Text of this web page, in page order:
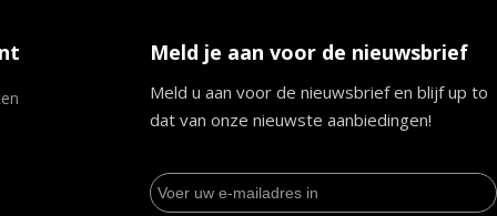
Meld je aan voor de nieuwsbrief
Meld u aan voor de nieuwsbrief en blijf up to
dat van onze nieuwste aanbiedingen!